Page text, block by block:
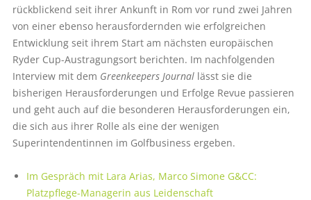
rückblickend seit ihrer Ankunft in Rom vor rund zwei Jahren
von einer ebenso herausfordernden wie erfolgreichen
Entwicklung seit ihrem Start am nächsten europäischen
Ryder Cup-Austragungsort berichten. Im nachfolgenden
Interview mit dem Greenkeepers Journallässt sie die
bisherigen Herausforderungen und Erfolge Revue passieren
und geht auch auf die besonderen Herausforderungen ein,
die sich aus ihrer Rolle als eine der wenigen
Superintendentinnen im Golfbusiness ergeben.
Im Gespräch mit Lara Arias, Marco Simone G&CC:
Platzpflege-Managerin aus Leidenschaft